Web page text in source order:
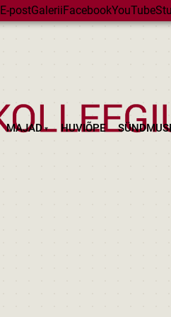
E-postGaleriiFacebookYouTube
MAJAD HUVIÕPE